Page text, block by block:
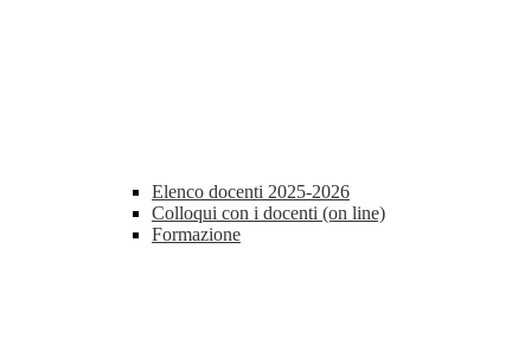
Elenco docenti 2025-2026
Colloqui con i docenti (on line)
Formazione